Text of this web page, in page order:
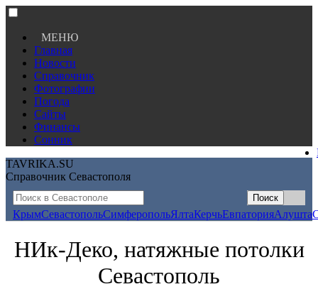
МЕНЮ
Главная
Новости
Справочник
Фотографии
Погода
Сайты
Финансы
Сонник
TAVRIKA.SU
Справочник Севастополя
КрымСевастопольСимферопольЯлтаКерчьЕвпаторияАлушта
НИк-Деко, натяжные потолки
Севастополь